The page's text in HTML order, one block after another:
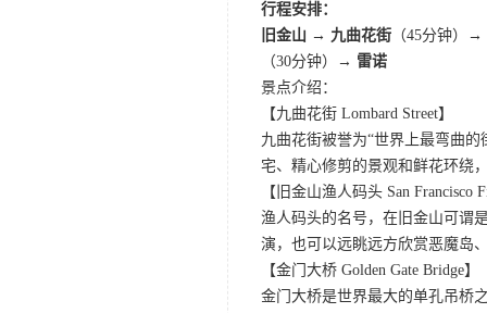
行程安排：
旧金山 → 九曲花街 （45分钟）→
（30分钟）→ 雷诺
景点介绍：
【九曲花街 Lombard Street】
九曲花街被誉为“世界上最弯曲
宅、精心修剪的景观和鲜花环绕
【旧金山渔人码头 San Francisco
渔人码头的名号，在旧金山可谓
演，也可以远眺远方欣赏恶魔岛
【金门大桥 Golden Gate Bridge】
金门大桥是世界最大的单孔吊桥